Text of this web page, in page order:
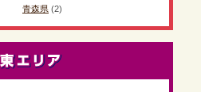
青森県(2)